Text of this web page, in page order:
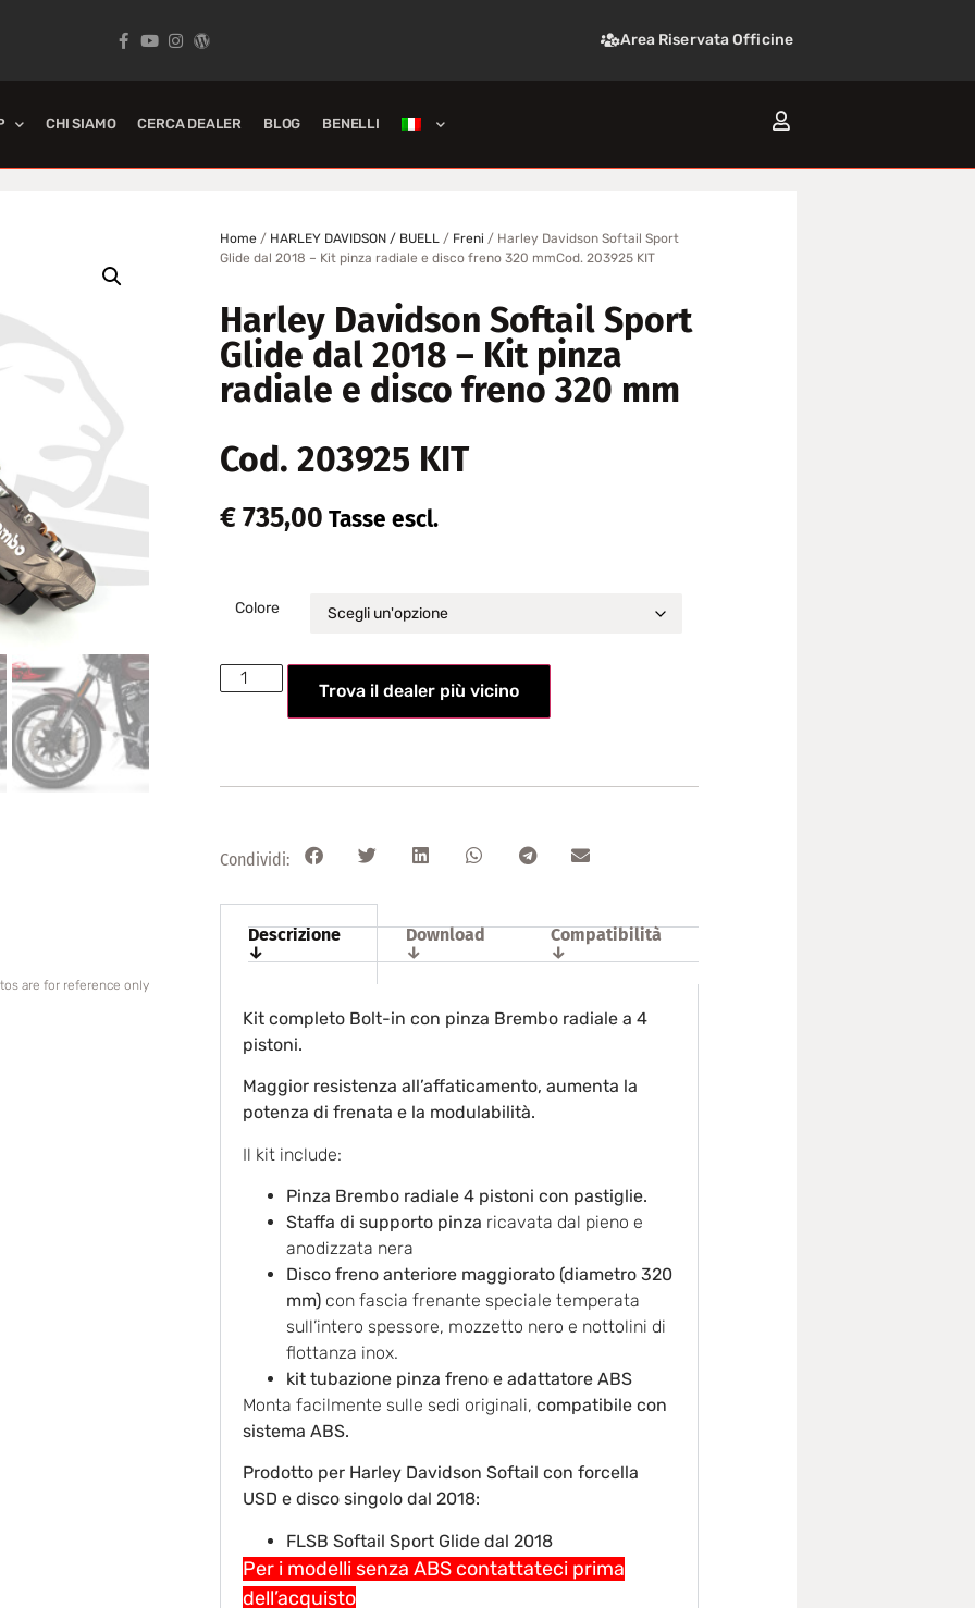
Area Riservata Officine
CHI SIAMO CERCA DEALER BLOG BENELLI
are for reference only
Home / HARLEY DAVIDSON / BUELL / Freni / Harley Davidson Softail Sport
Glide dal 2018 – Kit pinza radiale e disco freno 320 mmCod. 203925 KIT
Harley Davidson Softail Sport
Glide dal 2018 – Kit pinza
radiale e disco freno 320 mm
Cod. 203925 KIT
€ 735,00 Tasse escl.
Colore
Trova il dealer più vicino
Condividi:
Descrizione
↓
Download
↓
Compatibilità
↓
Kit completo Bolt-in con pinza Brembo radiale a 4
pistoni.
Maggior resistenza all’affaticamento, aumenta la
potenza di frenata e la modulabilità.
Il kit include:
Pinza Brembo radiale 4 pistoni con pastiglie.
Staffa di supporto pinza ricavata dal pieno e
anodizzata nera
Disco freno anteriore maggiorato (diametro 320
mm) con fascia frenante speciale temperata
sull’intero spessore, mozzetto nero e nottolini di
flottanza inox.
kit tubazione pinza freno e adattatore ABS
Monta facilmente sulle sedi originali, compatibile con
sistema ABS.
Prodotto per Harley Davidson Softail con forcella
USD e disco singolo dal 2018:
FLSB Softail Sport Glide dal 2018
Per i modelli senza ABS contattateci prima
dell’acquisto